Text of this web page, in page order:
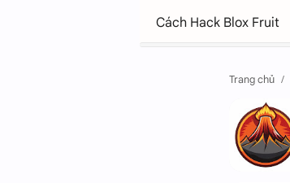
Cách Hack Blox Fruit
Trang chủ